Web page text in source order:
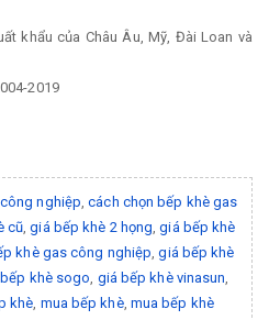
khẩu của Châu Âu, Mỹ, Đài Loan và
2019
nghiệp ,cách chọn bếp khè gas
cũ ,giá bếp khè 2 họng ,giá bếp khè
khè gas công nghiệp ,giá bếp khè
khè sogo giá bếp khè vinasun
khè mua bếp khè, mua bếp khè